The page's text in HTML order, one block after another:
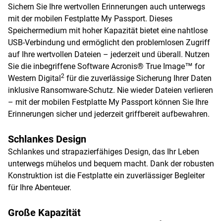
Sichern Sie Ihre wertvollen Erinnerungen auch unterwegs
mit der mobilen Festplatte My Passport. Dieses
Speichermedium mit hoher Kapazität bietet eine nahtlose
USB-Verbindung und ermöglicht den problemlosen Zugriff
auf Ihre wertvollen Dateien – jederzeit und überall. Nutzen
Sie die inbegriffene Software Acronis® True Image™ for
Western Digital2 für die zuverlässige Sicherung Ihrer Daten
inklusive Ransomware-Schutz. Nie wieder Dateien verlieren
– mit der mobilen Festplatte My Passport können Sie Ihre
Erinnerungen sicher und jederzeit griffbereit aufbewahren.
Schlankes Design
Schlankes und strapazierfähiges Design, das Ihr Leben
unterwegs mühelos und bequem macht. Dank der robusten
Konstruktion ist die Festplatte ein zuverlässiger Begleiter
für Ihre Abenteuer.
Große Kapazität